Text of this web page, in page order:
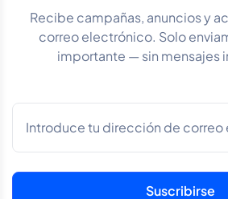
Recibe campañas, anuncios y
correo electrónico. Solo
importante — sin mensajes